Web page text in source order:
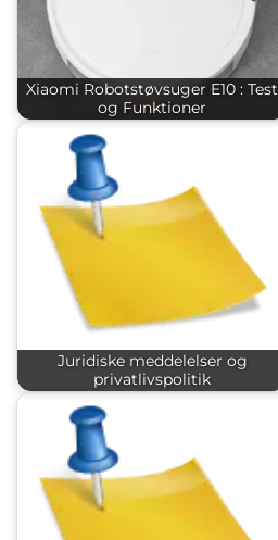
Xiaomi Robotstøvsuger E10 : Test
og Funktioner
Juridiske meddelelser og
privatlivspolitik